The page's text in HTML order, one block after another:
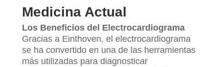
Medicina Actual
Los Beneficios del Electrocardiograma
Gracias a Einthoven, el electrocardiograma
se ha convertido en una de las herramientas
más utilizadas para diagnosticar